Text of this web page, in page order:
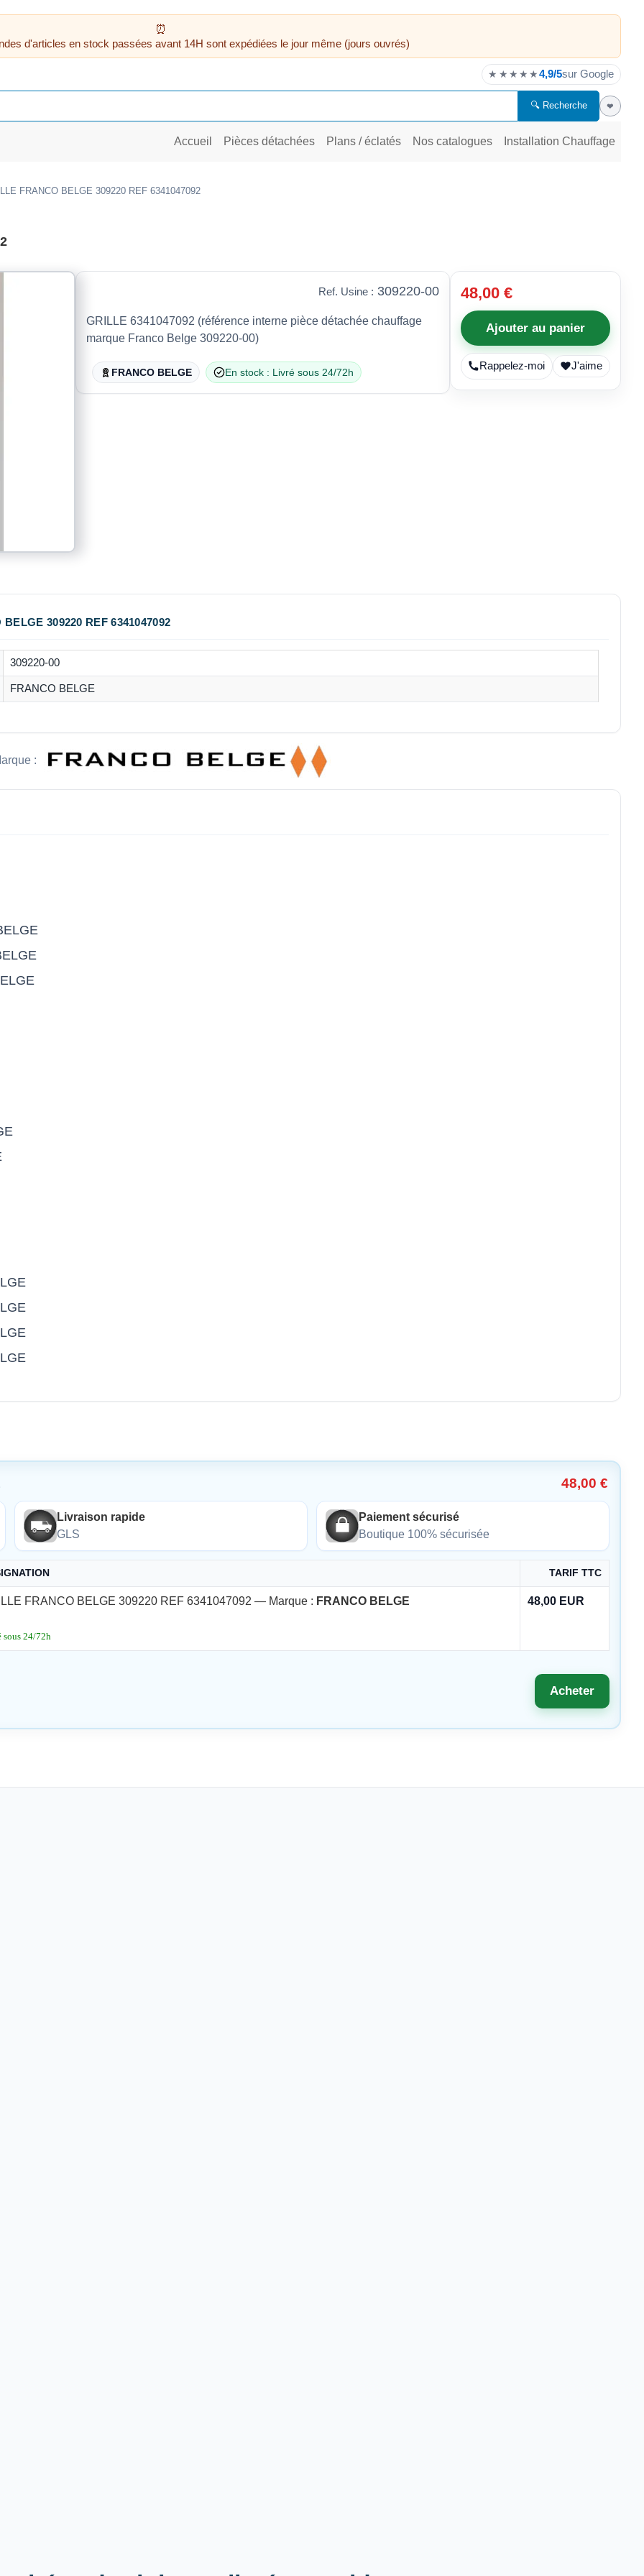
d'articles en stock passées avant 14H sont expédiées le jour même (jours ouvrés)
★★★★★4,9/5sur Google
🔍 Recherche ❤
Accueil Pièces détachées Plans / éclatés Nos catalogues Installation Chauffage
FRANCO BELGE 309220 REF 6341047092
Ref. Usine : 309220-00
GRILLE 6341047092 (référence interne pièce détachée chauffage
marque Franco Belge 309220-00)
FRANCO BELGE En stock : Livré sous 24/72h
48,00 €
Ajouter au panier
Rappelez-moi J'aime
309220 REF 6341047092
309220-00
FRANCO BELGE
:
48,00 €
Livraison rapide
GLS
Paiement sécurisé
Boutique 100% sécurisée
TARIF TTC
FRANCO BELGE 309220 REF 6341047092 — Marque : FRANCO BELGE
sous 24/72h
48,00 EUR
Acheter